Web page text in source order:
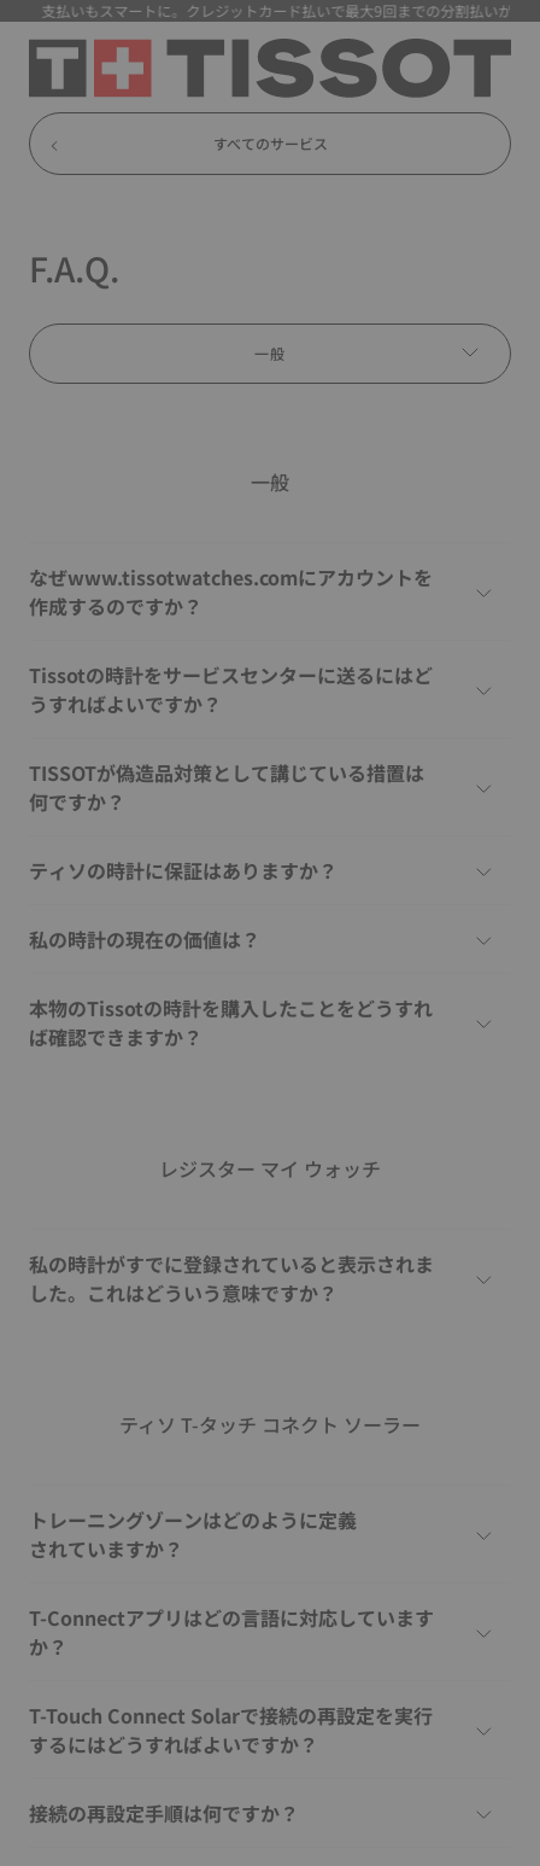
支払いもスマートに。クレジットカード払いで最大9回までの分割払いが可能に
すべてのサービス
F.A.Q.
一般
一般
なぜwww.tissotwatches.comにアカウントを
作成するのですか？
Tissotの時計をサービスセンターに送るにはど
うすればよいですか？
TISSOTが偽造品対策として講じている措置は
何ですか？
ティソの時計に保証はありますか？
私の時計の現在の価値は？
本物のTissotの時計を購入したことをどうすれ
ば確認できますか？
レジスター マイ ウォッチ
私の時計がすでに登録されていると表示されま
した。これはどういう意味ですか？
ティソ T-タッチ コネクト ソーラー
トレーニングゾーンはどのように定義
されていますか？
T-Connectアプリはどの言語に対応しています
か？
T-Touch Connect Solarで接続の再設定を実行
するにはどうすればよいですか？
接続の再設定手順は何ですか？